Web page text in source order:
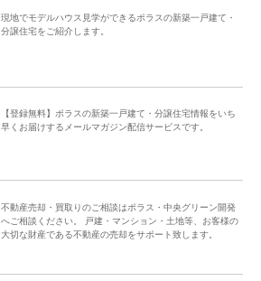
現地でモデルハウス見学ができるポラスの新築一戸建て・
分譲住宅をご紹介します。
【登録無料】ポラスの新築一戸建て・分譲住宅情報をいち
早くお届けするメールマガジン配信サービスです。
不動産売却・買取りのご相談はポラス・中央グリーン開発
へご相談ください。 戸建・マンション・土地等、お客様の
大切な財産である不動産の売却をサポート致します。